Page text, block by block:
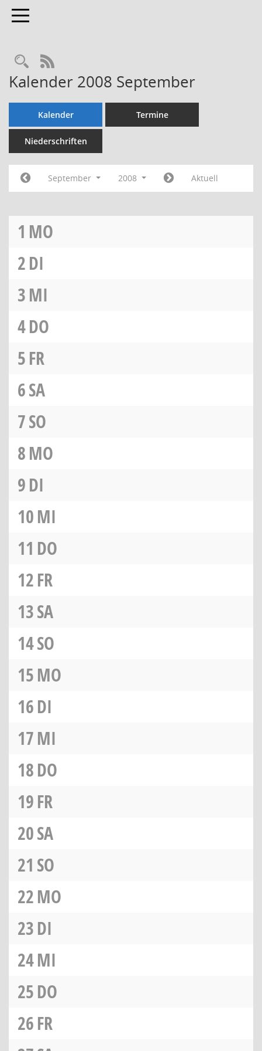
Toggle navigation
Rechercheauswahl
RSS-Feed
Kalender 2008 September
Kalender Termine
Niederschriften
September 2008 Aktuell
1 MO
2DI
3MI
4DO
5FR
6SA
7SO
8MO
9DI
10MI
11 DO
12FR
13SA
14SO
15MO
16DI
17MI
18DO
19FR
20SA
21 SO
22MO
23DI
24MI
25DO
26FR